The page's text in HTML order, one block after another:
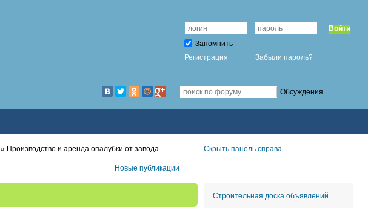
Войти
Запомнить
Регистрация
Забыли пароль?
Обсуждения
» Производство и аренда опалубки от завода-
Новые публикации
Скрыть панель справа
Строительная доска объявлений